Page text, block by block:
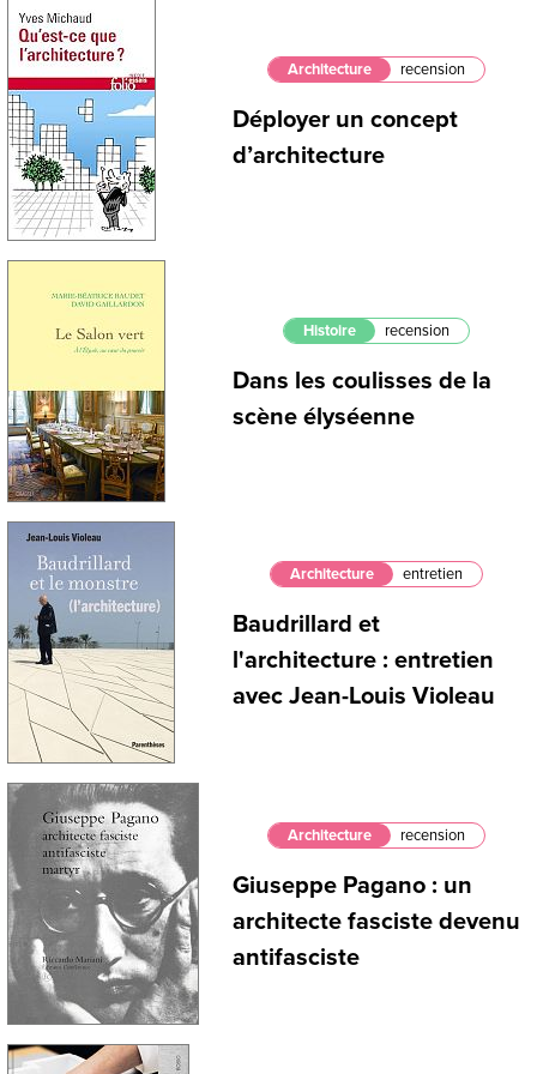
Architecture recension
Déployer un concept
d’architecture
Histoire recension
Dans les coulisses de la
scène élyséenne
Architecture entretien
Baudrillard et
l'architecture : entretien
avec Jean-Louis Violeau
Architecture recension
Giuseppe Pagano : un
architecte fasciste devenu
antifasciste